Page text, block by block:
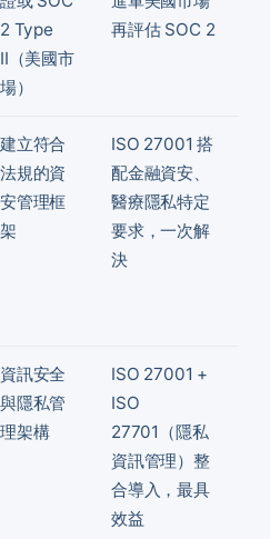
2 Type
II（美國市
場）
再評估 SOC 2
建立符合
法規的資
安管理框
架
ISO 27001 搭
配金融資安、
醫療隱私特定
要求，一次解
決
資訊安全
與隱私管
理架構
ISO 27001 +
ISO
27701（隱私
資訊管理）整
合導入，最具
效益